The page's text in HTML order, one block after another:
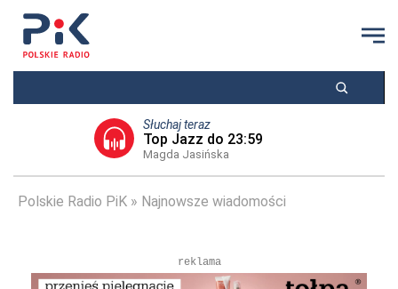
Słuchaj teraz
Top Jazz do 23:59
Magda Jasińska
Polskie Radio PiK Najnowsze wiadomości
reklama